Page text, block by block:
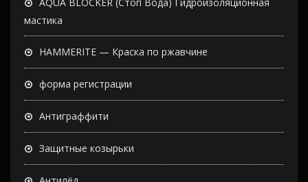
мастика
HAMMERITE — Краска по ржавчине
форма регистрации
Антиграффити
Защитные козырьки